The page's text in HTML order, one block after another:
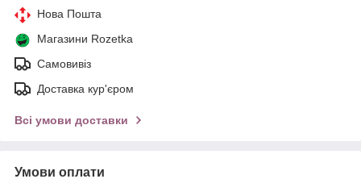
Нова Пошта
Магазини Rozetka
Самовивіз
Доставка кур'єром
Всі умови доставки
Умови оплати